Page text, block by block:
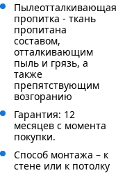
Пылеотталкивающая
пропитка - ткань
пропитана
составом,
отталкивающим
пыль и грязь, а
также
препятствующим
возгоранию
Гарантия: 12
месяцев с момента
покупки.
Способ монтажа – к
стене или к потолку